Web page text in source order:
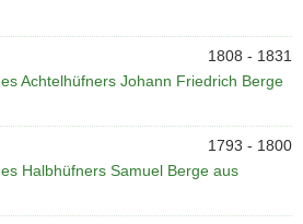
1808 - 1831
Achtelhüfners Johann Friedrich Berge
1793 - 1800
Halbhüfners Samuel Berge aus